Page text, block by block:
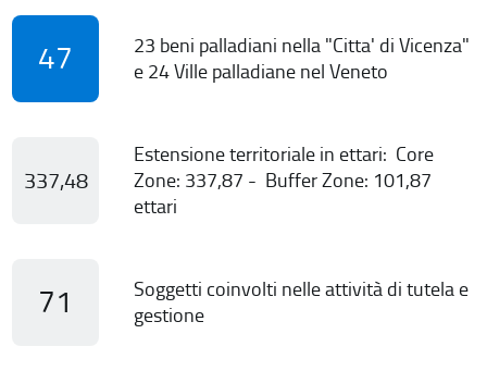
47
23 beni palladiani nella "Citta' di Vicenza"
e 24 Ville palladiane nel Veneto
337,48
Estensione territoriale in ettari: Core
Zone: 337,87 - Buffer Zone: 101,87
ettari
71
Soggetti coinvolti nelle attività di tutela e
gestione